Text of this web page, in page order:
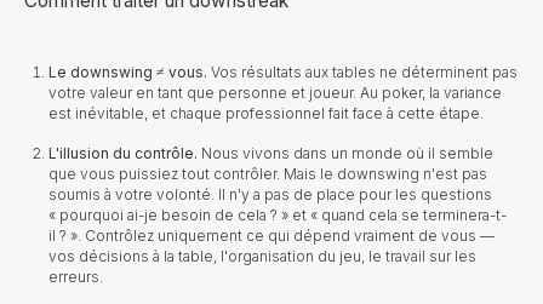
Le downswing ≠ vous. Vos résultats aux tables ne déterminent pas
votre valeur en tant que personne et joueur. Au poker, la variance
est inévitable, et chaque professionnel fait face à cette étape.
L'illusion du contrôle. Nous vivons dans un monde où il semble
que vous puissiez tout contrôler. Mais le downswing n'est pas
soumis à votre volonté. Il n'y a pas de place pour les questions
« pourquoi ai-je besoin de cela ? » et « quand cela se terminera-t-
il ? ». Contrôlez uniquement ce qui dépend vraiment de vous —
vos décisions à la table, l'organisation du jeu, le travail sur les
erreurs.